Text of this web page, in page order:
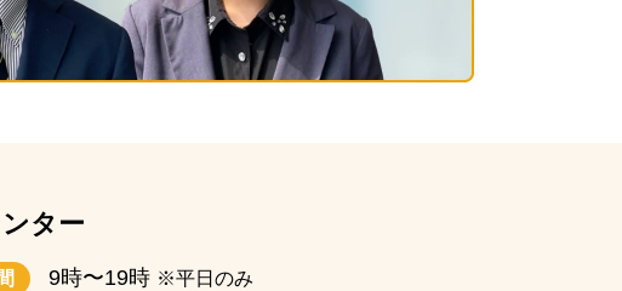
ター
9時〜19時 ※平日のみ